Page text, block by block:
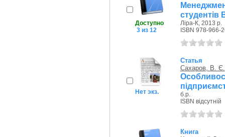
Доступно
3 из 12
студентів
Ліра-К, 2013 р.
ISBN 978-966-
Нет экз.
Статья
Сахаров, В. Є.
б.р.
ISBN відсутній
Книга